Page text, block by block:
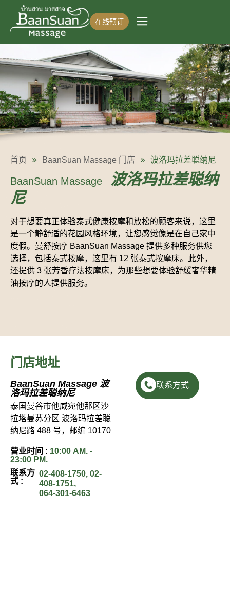
在线预订
首页 BaanSuan Massage 门店 波洛玛拉差聪纳尼
BaanSuan Massage
波洛玛拉差聪纳
尼
对于想要真正体验泰式健康按摩和放松的顾客来说，这里
是一个静舒适的花园风格环境，让您感觉像是在自己家中
度假。曼舒按摩 BaanSuan Massage 提供多种服务供您
选择，包括泰式按摩，这里有 12 张泰式按摩床。此外，
还提供 3 张芳香疗法按摩床，为那些想要体验舒缓奢华精
油按摩的人提供服务。
门店地址
BaanSuan Massage 波
洛玛拉差聪纳尼
泰国曼谷市他威宛他那区沙
拉塔曼苏分区 波洛玛拉差聪
纳尼路 488 号，邮编 10170
营业时间 : 10:00 AM. -
23:00 PM.
联系方
式 :
02-408-1750, 02-
408-1751,
064-301-6463
联系方式